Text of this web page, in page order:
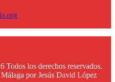
los derechos reservados.
por Jesús David López